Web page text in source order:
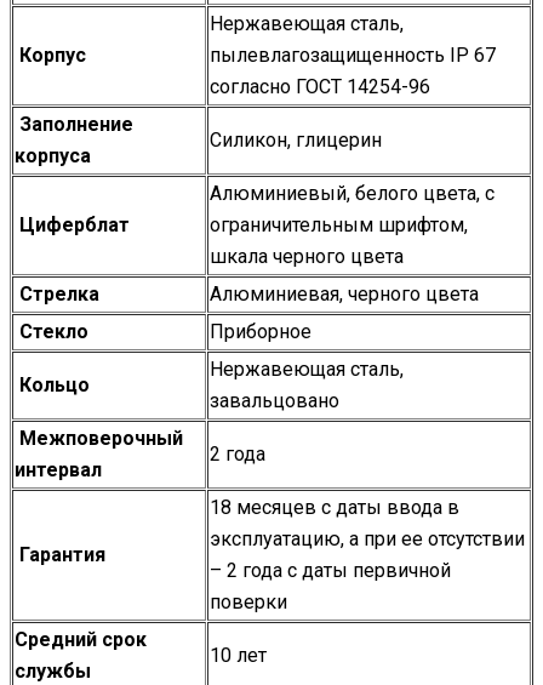
Корпус
Нержавеющая сталь,
пылевлагозащищенность IP 67
согласно ГОСТ 14254-96
Заполнение
корпуса
Силикон, глицерин
Циферблат
Алюминиевый, белого цвета, с
ограничительным шрифтом,
шкала черного цвета
Стрелка
Алюминиевая, черного цвета
Стекло
Приборное
Кольцо
Нержавеющая сталь,
завальцовано
Межповерочный
интервал
2 года
Гарантия
18 месяцев с даты ввода в
эксплуатацию, а при ее отсутствии
– 2 года с даты первичной
поверки
Средний срок
службы
10 лет